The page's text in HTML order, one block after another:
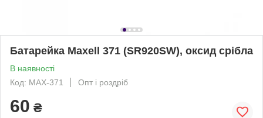
Батарейка Maxell 371 (SR920SW), оксид срібла
В наявності
Код: MAX-371
Опт і роздріб
60 ₴